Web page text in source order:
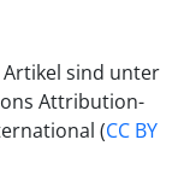
sind unter
Attribution-
(CC BY